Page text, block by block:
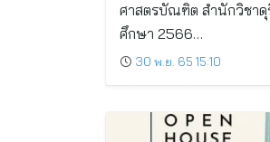
ศาสตรบัณฑิต สำนักวิชาดุ
ศึกษา 2566…
30 พ.ย. 65 15:10